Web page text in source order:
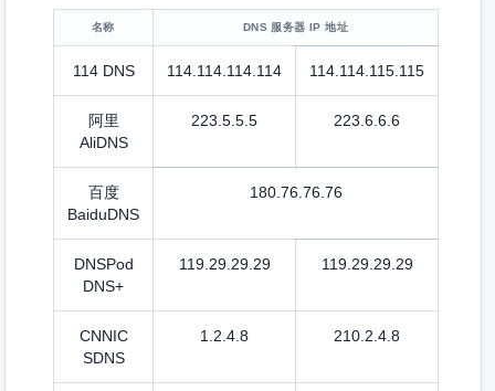
名称 DNS 服务器 IP 地址
114 DNS 114.114.114.114 114.114.115.115
阿里
AliDNS
223.5.5.5 223.6.6.6
百度
BaiduDNS
180.76.76.76
DNSPod
DNS+
119.29.29.29 119.29.29.29
CNNIC
SDNS
1.2.4.8 210.2.4.8